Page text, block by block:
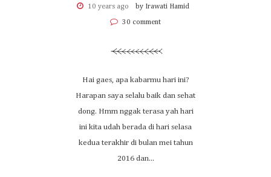
10 years ago by Irawati Hamid
30 comment
Hai gaes, apa kabarmu hari ini?
Harapan saya selalu baik dan sehat
dong. Hmm nggak terasa yah hari
ini kita udah berada di hari selasa
kedua terakhir di bulan mei tahun
2016 dan...